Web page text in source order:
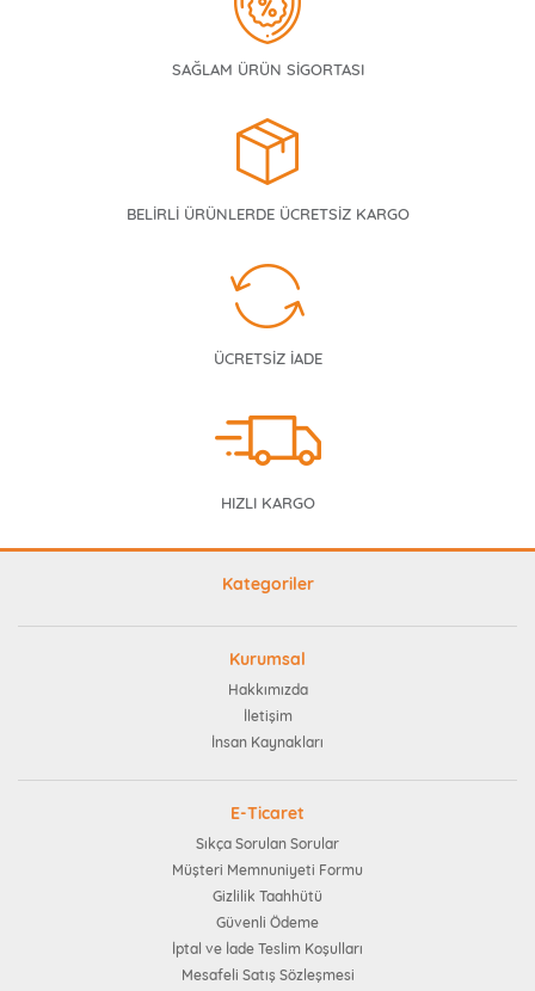
SAĞLAM ÜRÜN SİGORTASI
BELİRLİ ÜRÜNLERDE ÜCRETSİZ KARGO
ÜCRETSİZ İADE
HIZLI KARGO
Kategoriler
Kurumsal
Hakkımızda
İletişim
İnsan Kaynakları
E-Ticaret
Sıkça Sorulan Sorular
Müşteri Memnuniyeti Formu
Gizlilik Taahhütü
Güvenli Ödeme
İptal ve İade Teslim Koşulları
Mesafeli Satış Sözleşmesi